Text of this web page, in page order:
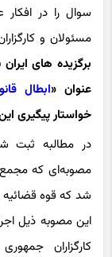
سوال را در
مسئولان و
برگزیده های
عنوان «ابطال
خواستار پیگیری
در مطالبه ثبت
مصوبه‌ای که
شد که قوه قضائیه
این مصوبه ذیل
کارگزاران جمهوری